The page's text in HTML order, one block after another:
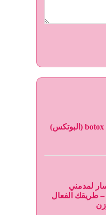
سعر حقنه botox (البوتكس)
لمدمني
– طريقك الفعال